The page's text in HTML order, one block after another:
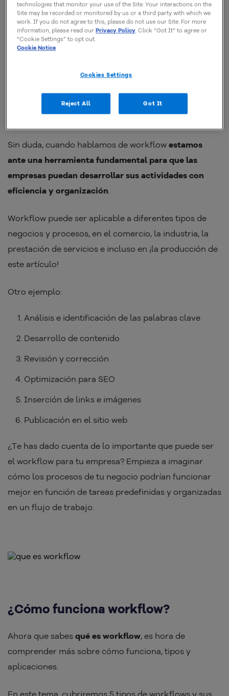
Con el ejemplo anterior, es mucho más fácil entender
qué es workflow. Mira como existe un proceso bien
definido y una secuencia de pasos.
Teniendo en cuenta el ejemplo anterior, workflow no
transportista antes de la aprobación del pago y la
emisión de la factura, por ejemplo.
Sin duda, cuando hablamos de workflow estamos
ante una herramienta fundamental para que las
empresas puedan desarrollar sus actividades con
eficiencia y organización.
Workflow puede ser aplicable a diferentes tipos de
negocios y procesos, en el comercio, la industria, la
prestación de servicios e incluso en ¡la producción de
este artículo!
Otro ejemplo:
Análisis e identificación de las palabras clave
Desarrollo de contenido
Revisión y corrección
Optimización para SEO
Inserción de links e imágenes
Publicación en el sitio web
¿Te has dado cuenta de lo importante que puede ser
el workflow para tu empresa? Empieza a imaginar
cómo los procesos de tu negocio podrían funcionar
mejor en función de tareas predefinidas y organizadas
en un flujo de trabajo.
¿Cómo funciona workflow?
Ahora que sabes qué es workflow, es hora de
comprender más sobre cómo funciona, tipos y
aplicaciones.
technologies that monitor your use of the Site. Your interactions on the
Site may be recorded or monitored by us or a third party with which we
work. If you do not agree to this, please do not use our Site. For more
information, please read ourPrivacy Policy. Click “Got It” to agree or
“Cookie Settings” to opt out.
Cookie Notice
Cookies Settings
Reject All Got It